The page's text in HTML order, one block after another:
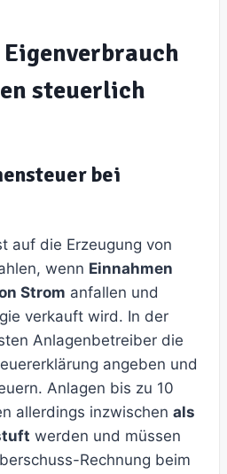
steuerlich
bei
auf die Erzeugung von
wenn Einnahmen
Strom anfallen und
verkauft wird. In der
Anlagenbetreiber die
angeben und
Anlagen bis zu 10
allerdings inzwischen als
werden und müssen
Rechnung beim